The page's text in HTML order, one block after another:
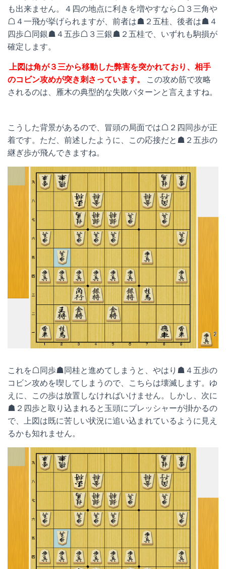
も出来ません。４四の地点に利きを増やすなら☖３三角や
☖４一飛が挙げられますが、前者は☗２五桂、後者は☗４
四歩☖同銀☗４五歩☖３三銀☗２五桂で、いずれも駒損が
確定します。
上図は角が３三から移動した弊害を突かれており、相手
のコビン攻めが突き刺さっています。
この攻め筋で攻略
されるのは、雁木の典型的な失敗パターンと言えますね。
こうした背景があるので、冒頭の局面では☖２四同歩が正
着です。ただ、前述したように、この応接だと☗２五歩の
継ぎ歩が飛んできますね。
これを☖同歩☗同桂と進めてしまうと、やはり☗４五歩の
コビン攻めを喫してしまうので、こちらは壊滅します。ゆ
えに、この歩は放置しなければいけません。しかし、次に
☗２四歩と取り込まれると玉頭にプレッシャーが掛かるの
で、上図は既に苦しい状況に追い込まれているように見え
るかも知れません。